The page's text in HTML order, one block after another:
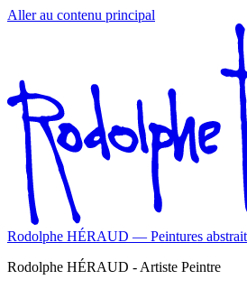
Aller au contenu principal
Rodolphe HÉRAUD — Peintures
Rodolphe HÉRAUD - Artiste Peintre